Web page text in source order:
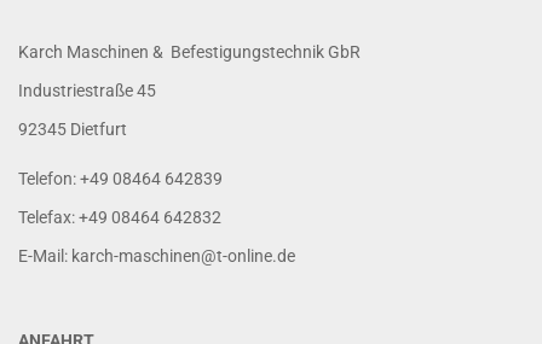
Karch Maschinen & Befestigungstechnik GbR
Industriestraße 45
92345 Dietfurt
Telefon: +49 08464 642839
Telefax: +49 08464 642832
E-Mail: karch-maschinen@t-online.de